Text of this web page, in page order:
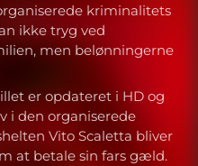
kriminalitets
ikke tryg ved
men belønningerne
er opdateret i HD og
i den organiserede
Vito Scaletta bliver
at betale sin fars gæld.